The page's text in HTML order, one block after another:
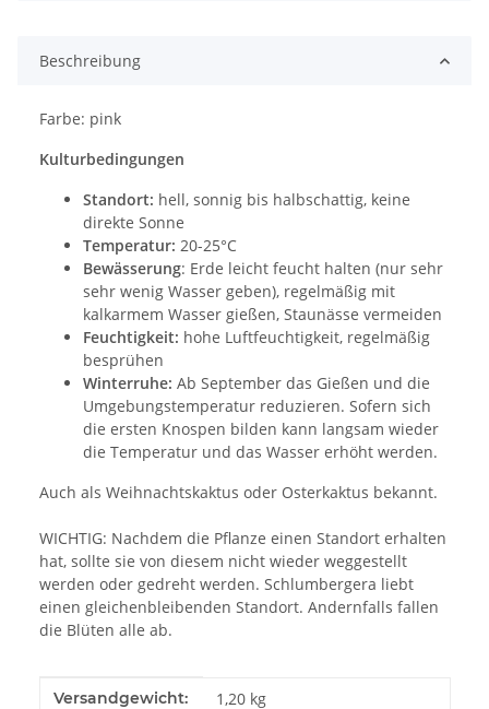
Beschreibung
Farbe: pink
Kulturbedingungen
Standort: hell, sonnig bis halbschattig, keine
direkte Sonne
Temperatur: 20-25°C
Bewässerung: Erde leicht feucht halten (nur sehr
sehr wenig Wasser geben), regelmäßig mit
kalkarmem Wasser gießen, Staunässe vermeiden
Feuchtigkeit: hohe Luftfeuchtigkeit, regelmäßig
besprühen
Winterruhe: Ab September das Gießen und die
Umgebungstemperatur reduzieren. Sofern sich
die ersten Knospen bilden kann langsam wieder
die Temperatur und das Wasser erhöht werden.
Auch als Weihnachtskaktus oder Osterkaktus bekannt.
WICHTIG: Nachdem die Pflanze einen Standort erhalten
hat, sollte sie von diesem nicht wieder weggestellt
werden oder gedreht werden. Schlumbergera liebt
einen gleichenbleibenden Standort. Andernfalls fallen
die Blüten alle ab.
Produkteigenschaft
Wert
Versandgewicht: 1,20 kg